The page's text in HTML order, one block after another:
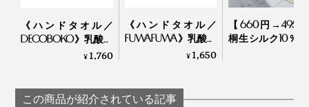
冷感素材は数あれど、「肌ざわり、吸水性、速乾性」の
すべてを兼ね備えた上質なものは、多くはないと思いま
《ハンドタオル／
DECOBOKO》乳酸パ
ワーで抗菌・防臭、
EARTH
¥1,760
《ハンドタオル／
FUWAFUWA》乳酸パ
ワーで抗菌・防臭、
THE EARTH
¥1,650
【660円→495
桐生シルク10％
この商品が紹介されている記事